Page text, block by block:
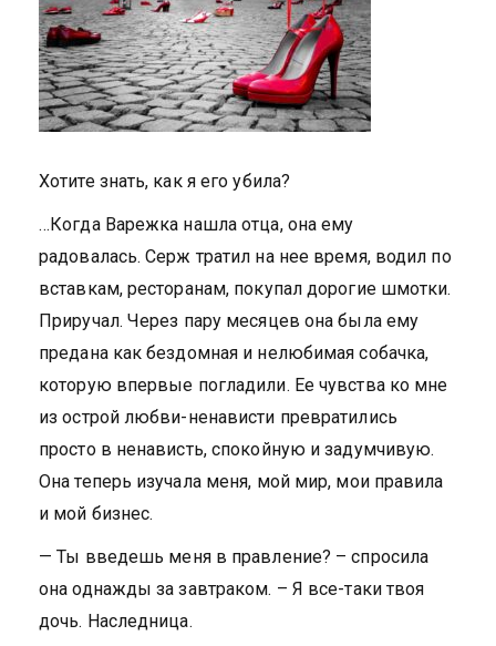
Хотите знать, как я его убила?
…Когда Варежка нашла отца, она ему
радовалась. Серж тратил на нее время, водил по
вставкам, ресторанам, покупал дорогие шмотки.
Приручал. Через пару месяцев она была ему
предана как бездомная и нелюбимая собачка,
которую впервые погладили. Ее чувства ко мне
из острой любви-ненависти превратились
просто в ненависть, спокойную и задумчивую.
Она теперь изучала меня, мой мир, мои правила
и мой бизнес.
— Ты введешь меня в правление? – спросила
она однажды за завтраком. – Я все-таки твоя
дочь. Наследница.